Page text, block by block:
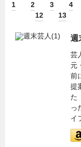
1 2 3 4
12
13
週
芸
元
前
提
た
っ
イ